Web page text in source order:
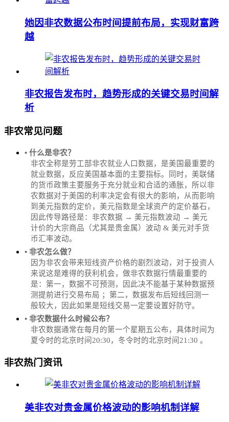
她因非农数据公布时间提前布局，实现财富跨
越
非农报告发布时，趋势形成的关键交易时间解
析
非农常见问题
• 什么是非农？
非农全称是劳工部非农就业人口数据，是美国最重要的
就业数据，反应美国基本面的主要指标。同时，美联储
的货币政策主要服务于充分就业和合适的通胀，所以非
农数据对于美国的利率决定会有很大的影响，从而影响
到美元指数的定价，美元指数是全球资产的定价基石，
因此传导路径是：非农数据 → 美元指数波动 → 美元
计价的大宗商品（尤其是贵金属）波动 & 美元对手货
币汇率波动。
• 非农怎么做？
因为非农会带来短线资产价格的剧烈波动，对于投资人
来说这是难得的获利机会，做非农数据行情最重要的
是：第一，数据不可预测，因此决不能基于某种数据预
测提前进行交易布局 ；第二，数据发布后短线回测一
般较大，因此如果是短线交易一定要设置好防守。
• 非农数据什么时候公布？
‌非农数据通常在每月的第一个星期五公布，具体时间为
夏令时的北京时间20:30，冬令时的北京时间21:30‌‌ 。
非农热门资讯
美非农对贵金属价格波动的影响机制详解